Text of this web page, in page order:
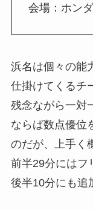
会場：ホン
浜名は個々の能
仕掛けてくるチ
残念ながら一対
ならば数点優位
のだが、上手く
前半29分にはフ
後半10分にも追